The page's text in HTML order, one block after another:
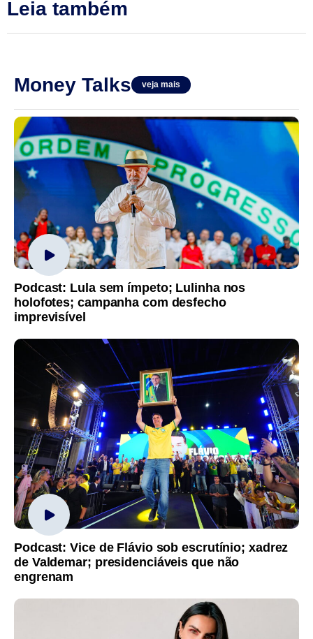
Leia também
Money Talks veja mais
Podcast: Lula sem ímpeto; Lulinha nos
holofotes; campanha com desfecho
imprevisível
Podcast: Vice de Flávio sob escrutínio; xadrez
de Valdemar; presidenciáveis que não
engrenam